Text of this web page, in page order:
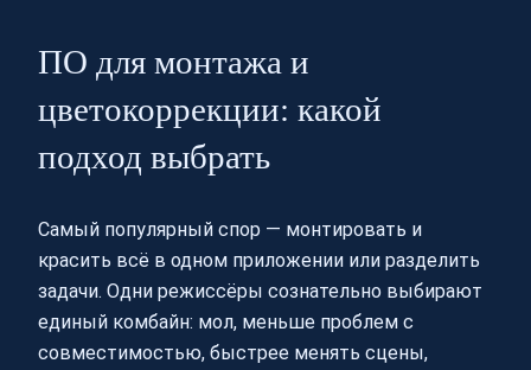
ПО для монтажа и
цветокоррекции: какой
подход выбрать
Самый популярный спор — монтировать и
красить всё в одном приложении или разделить
задачи. Одни режиссёры сознательно выбирают
единый комбайн: мол, меньше проблем с
совместимостью, быстрее менять сцены,